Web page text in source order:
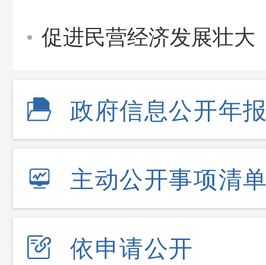
促进民营经济发展壮大
政府信息公开年
主动公开事项清
依申请公开